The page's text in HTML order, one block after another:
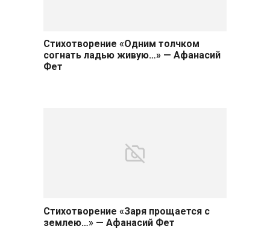
Стихотворение «Одним толчком
согнать ладью живую…» — Афанасий
Фет
Стихотворение «Заря прощается с
землею…» — Афанасий Фет